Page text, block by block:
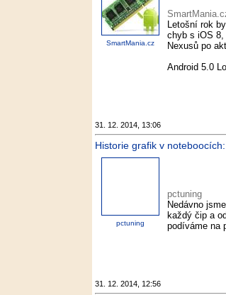
SmartMania.cz
Letošní rok
chyb s iOS 8,
Nexusů po
Android 5.0
31. 12. 2014, 13:06
Historie grafik v
pctuning
pctuning
Nedávno
každý čip a
podíváme na
31. 12. 2014, 12:56